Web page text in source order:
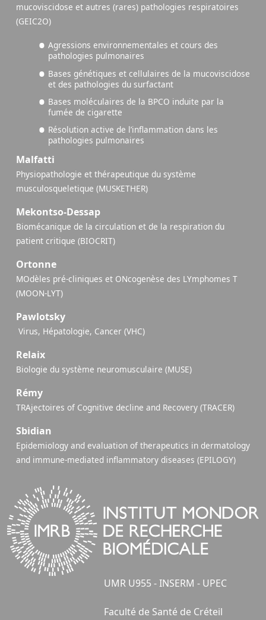
mucoviscidose et autres (rares) pathologies respiratoires
(GEIC2O)
Agressions environnementales et cours des
pathologies pulmonaires
Bases génétiques et cellulaires de la mucoviscidose
et des pathologies du surfactant
Bases moléculaires de la BPCO induite par la
fumée de cigarette
Résolution active de l’inflammation dans les
pathologies pulmonaires
Malfatti
Physiopathologie et thérapeutique du système
musculosqueletique (MUSKETHER)
Mekontso-Dessap
Biomécanique de la circulation et de la respiration du
patient critique (BIOCRIT)
Ortonne
MOdèles pré-cliniques et ONcogenèse des LYmphomes T
(MOON-LYT)
Pawlotsky
​ Virus, Hépatologie, Cancer (VHC)
Relaix
Biologie du système neuromusculaire (MUSE)
Rémy
TRAjectoires of Cognitive decline and Recovery (TRACER)
Sbidian
Epidemiology and evaluation of therapeutics in dermatology
and immune-mediated inflammatory diseases (EPILOGY)
UMR U955 - INSERM - UPEC
Faculté de Santé de Créteil